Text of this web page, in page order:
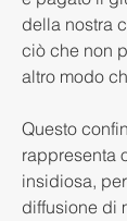
della nostra
ciò che non
altro modo
Questo
rappresenta
insidiosa,
diffusione di